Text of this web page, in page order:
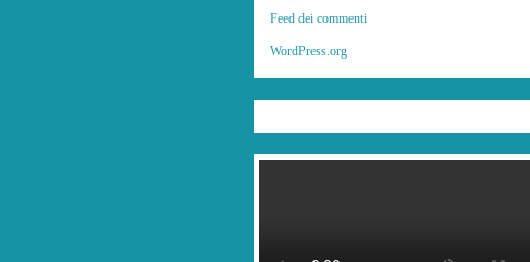
Feed dei commenti
WordPress.org